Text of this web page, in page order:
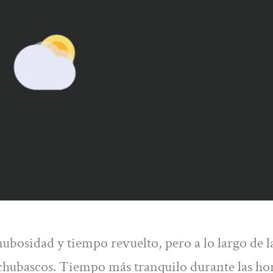
y tiempo revuelto, pero a lo largo de
Tiempo más tranquilo durante las